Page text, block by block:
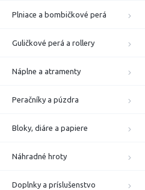
Plniace a bombičkové perá
Guličkové perá a rollery
Náplne a atramenty
Peračníky a púzdra
Bloky, diáre a papiere
Náhradné hroty
Doplnky a príslušenstvo